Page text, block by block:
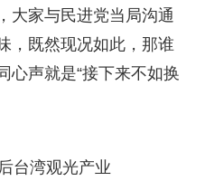
大家与民进党当局沟通
，既然现况如此，那谁
心声就是“接下来不如换
台湾观光产业